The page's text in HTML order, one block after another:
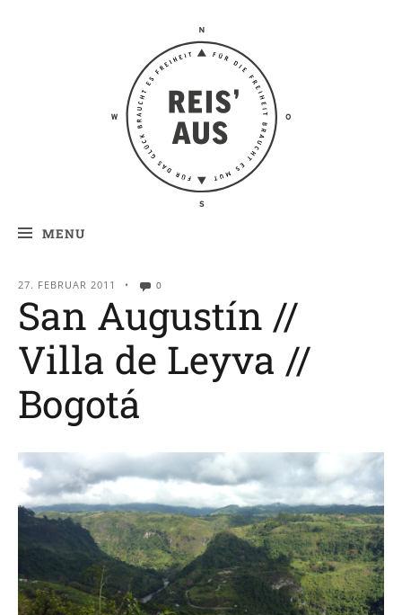
Reis' aus –
Reiseblog
MENU
27. FEBRUAR 2011 • 0
San Augustín //
Villa de Leyva //
Bogotá